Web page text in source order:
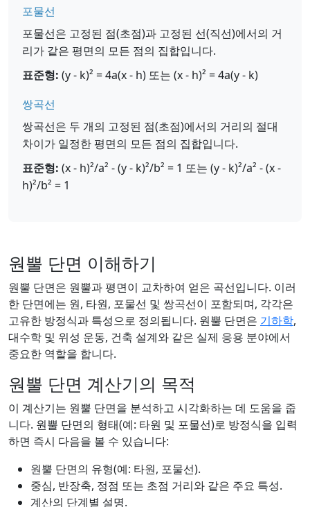
포물선
포물선은 고정된 점(초점)과 고정된 선(직선)에서의 거
리가 같은 평면의 모든 점의 집합입니다.
표준형: (y - k)² = 4a(x - h) 또는 (x - h)² = 4a(y - k)
쌍곡선
쌍곡선은 두 개의 고정된 점(초점)에서의 거리의 절대
차이가 일정한 평면의 모든 점의 집합입니다.
표준형: (x - h)²/a² - (y - k)²/b² = 1 또는 (y - k)²/a² - (x -
h)²/b² = 1
원뿔 단면 이해하기
원뿔 단면은 원뿔과 평면이 교차하여 얻은 곡선입니다. 이러
한 단면에는 원, 타원, 포물선 및 쌍곡선이 포함되며, 각각은
고유한 방정식과 특성으로 정의됩니다. 원뿔 단면은 기하학,
대수학 및 위성 운동, 건축 설계와 같은 실제 응용 분야에서
중요한 역할을 합니다.
원뿔 단면 계산기의 목적
이 계산기는 원뿔 단면을 분석하고 시각화하는 데 도움을 줍
니다. 원뿔 단면의 형태(예: 타원 및 포물선)로 방정식을 입력
하면 즉시 다음을 볼 수 있습니다:
원뿔 단면의 유형(예: 타원, 포물선).
중심, 반장축, 정점 또는 초점 거리와 같은 주요 특성.
계산의 단계별 설명.